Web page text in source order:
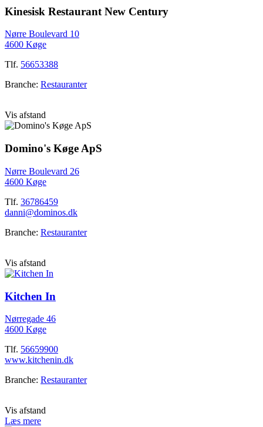
Kinesisk Restaurant New Century
Nørre Boulevard 10
4600 Køge
Tlf. 56653388
Branche: Restauranter
Vis afstand
Domino's Køge ApS
Nørre Boulevard 26
4600 Køge
Tlf. 36786459
danni@dominos.dk
Branche: Restauranter
Vis afstand
Kitchen In
Nørregade 46
4600 Køge
Tlf. 56659900
www.kitchenin.dk
Branche: Restauranter
Vis afstand
Læs mere